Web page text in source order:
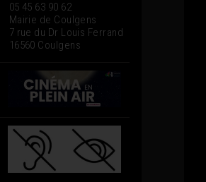
05 45 63 90 62
Mairie de Coulgens
7 rue du Dr Louis Ferrand
16560 Coulgens